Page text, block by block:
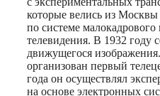
которые велись из
по системе малокадрового
телевидения. В 1932 году
движущегося
организован первый
года он осуществлял
на основе электронных